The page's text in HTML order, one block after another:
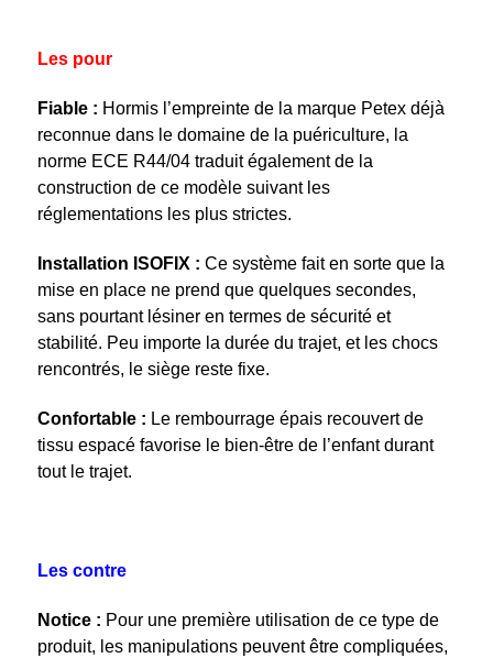
Les pour
Fiable : Hormis l’empreinte de la marque Petex déjà
reconnue dans le domaine de la puériculture, la
norme ECE R44/04 traduit également de la
construction de ce modèle suivant les
réglementations les plus strictes.
Installation ISOFIX : Ce système fait en sorte que la
mise en place ne prend que quelques secondes,
sans pourtant lésiner en termes de sécurité et
stabilité. Peu importe la durée du trajet, et les chocs
rencontrés, le siège reste fixe.
Confortable : Le rembourrage épais recouvert de
tissu espacé favorise le bien-être de l’enfant durant
tout le trajet.
Les contre
Notice : Pour une première utilisation de ce type de
produit, les manipulations peuvent être compliquées,